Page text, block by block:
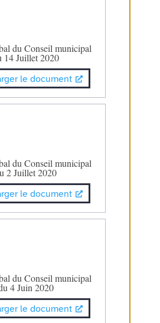
du Conseil municipal
14 Juillet 2020
le document
du Conseil municipal
2 Juillet 2020
le document
du Conseil municipal
4 Juin 2020
le document